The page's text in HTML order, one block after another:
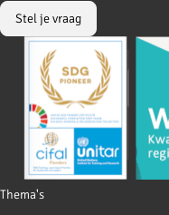
FacebookLinkedIn
Footer
Thema's
Stel je vraag